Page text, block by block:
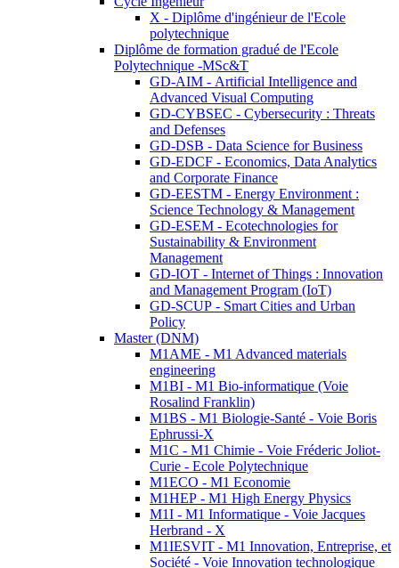
X - Diplôme d'ingénieur de l'Ecole
polytechnique
Diplôme de formation gradué de l'Ecole
Polytechnique -MSc&T
GD-AIM - Artificial Intelligence and
Advanced Visual Computing
GD-CYBSEC - Cybersecurity : Threats
and Defenses
GD-DSB - Data Science for Business
GD-EDCF - Economics, Data Analytics
and Corporate Finance
GD-EESTM - Energy Environment :
Science Technology & Management
GD-ESEM - Ecotechnologies for
Sustainability & Environment
Management
GD-IOT - Internet of Things : Innovation
and Management Program (IoT)
GD-SCUP - Smart Cities and Urban
Policy
Master (DNM)
M1AME - M1 Advanced materials
engineering
M1BI - M1 Bio-informatique (Voie
Rosalind Franklin)
M1BS - M1 Biologie-Santé - Voie Boris
Ephrussi-X
M1C - M1 Chimie - Voie Fréderic Joliot-
Curie - Ecole Polytechnique
M1ECO - M1 Economie
M1HEP - M1 High Energy Physics
M1I - M1 Informatique - Voie Jacques
Herbrand - X
M1IESVIT - M1 Innovation, Entreprise, et
Société - Voie Innovation technologique